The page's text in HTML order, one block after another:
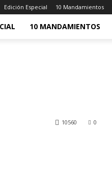
Edición Especial 10 Mandamientos
10 MANDAMIENTOS
0
10560